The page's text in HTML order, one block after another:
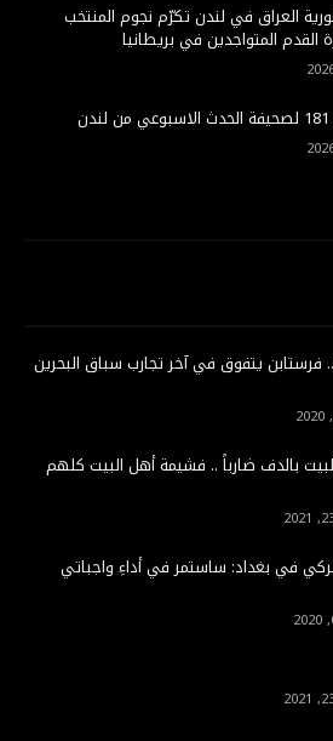
العراق في لندن تكرّم نجوم المنتخب
القدم المتواجدين في بريطانيا
1".. فرستابن يتفوق في آخر تجارب سباق البحرين
بالدف ضارباً .. فشيمة أهل البيت كلهم
في بغداد: ساستمر في أداءِ واجباتي